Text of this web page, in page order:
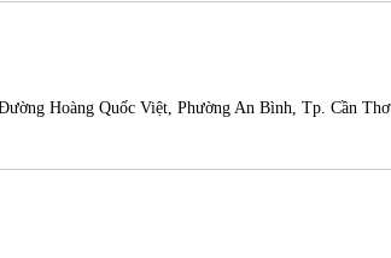
Hoàng Quốc Việt, Phường An Bình, Tp. Cần Thơ